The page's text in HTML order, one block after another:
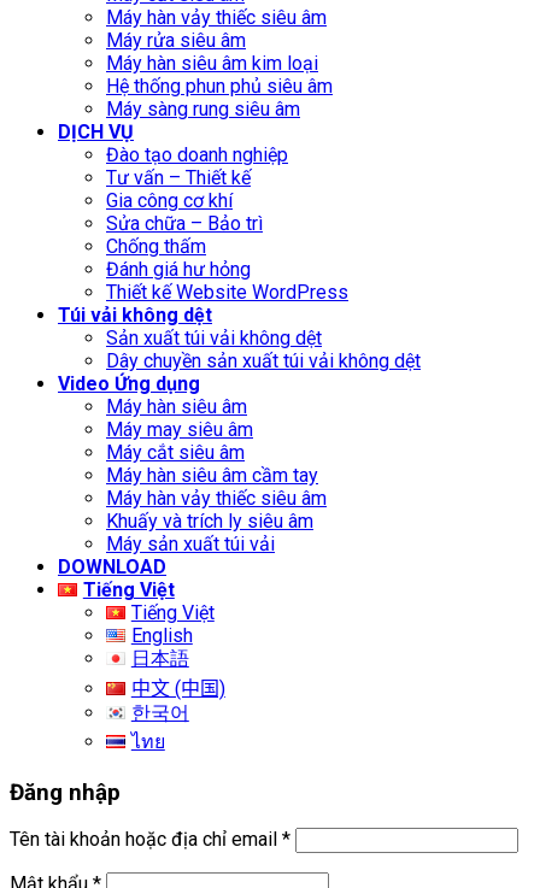
Máy hàn vảy thiếc siêu âm
Máy rửa siêu âm
Máy hàn siêu âm kim loại
Hệ thống phun phủ siêu âm
Máy sàng rung siêu âm
DỊCH VỤ
Đào tạo doanh nghiệp
Tư vấn – Thiết kế
Gia công cơ khí
Sửa chữa – Bảo trì
Chống thấm
Đánh giá hư hỏng
Thiết kế Website WordPress
Túi vải không dệt
Sản xuất túi vải không dệt
Dây chuyền sản xuất túi vải không dệt
Video Ứng dụng
Máy hàn siêu âm
Máy may siêu âm
Máy cắt siêu âm
Máy hàn siêu âm cầm tay
Máy hàn vảy thiếc siêu âm
Khuấy và trích ly siêu âm
Máy sản xuất túi vải
DOWNLOAD
Tiếng Việt
Tiếng Việt
English
日本語
中文 (中国)
한국어
ไทย
Đăng nhập
Tên tài khoản hoặc địa chỉ email *